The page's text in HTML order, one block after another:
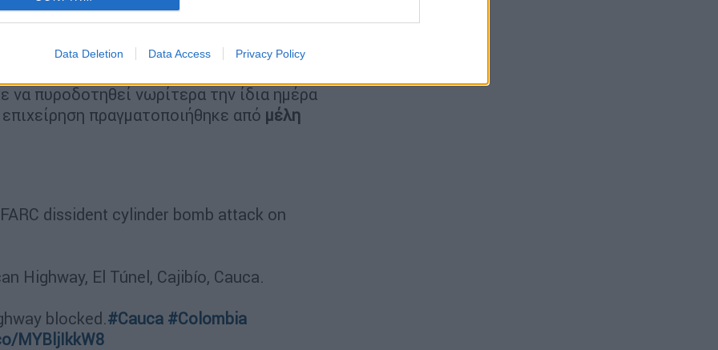
Data Deletion Data Access Privacy Policy
επίσης αναφερθεί στην Κάουκα από
συμπεριλαμβανομένης μιας που
πόλη Κάλι, η οποία τραυμάτισε δύο
Σάντσες δήλωσε ότι ένα
να πυροδοτηθεί νωρίτερα την ίδια ημέρα
πραγματοποιήθηκε από μέλη
dissident cylinder bomb attack on
Highway, El Túnel, Cajibío, Cauca.
blocked.#Cauca #Colombia
MYBljIkkW8